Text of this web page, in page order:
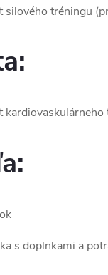
silového tréningu
kardiovaskulárneho
s doplnkami a